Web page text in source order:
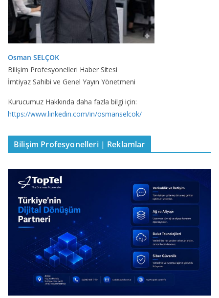
Osman SELÇOK
Bilişim Profesyonelleri Haber Sitesi
İmtiyaz Sahibi ve Genel Yayın Yönetmeni
Kurucumuz Hakkında daha fazla bilgi için:
https://www.linkedin.com/in/osmanselcok/
Bilişim Profesyonelleri | Reklamlar